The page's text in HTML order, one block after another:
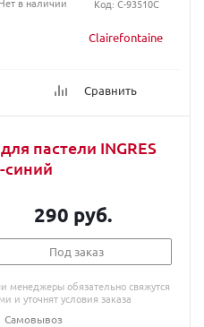
Clairefontaine
Сравнить
Код: C-93510C
пастели INGRES
синий
290 руб.
Под заказ
менеджеры обязательно свяжутся
и уточнят условия заказа
Самовывоз